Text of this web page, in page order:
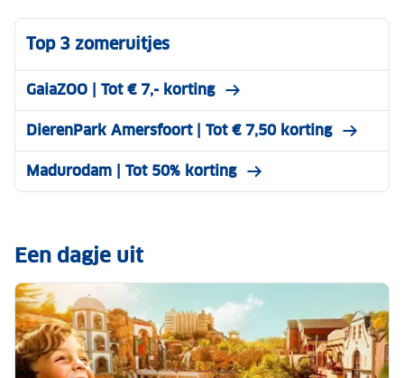
Top 3 zomeruitjes
GaiaZOO | Tot € 7,- korting
DierenPark Amersfoort | Tot € 7,50 korting
Madurodam | Tot 50% korting
Een dagje uit